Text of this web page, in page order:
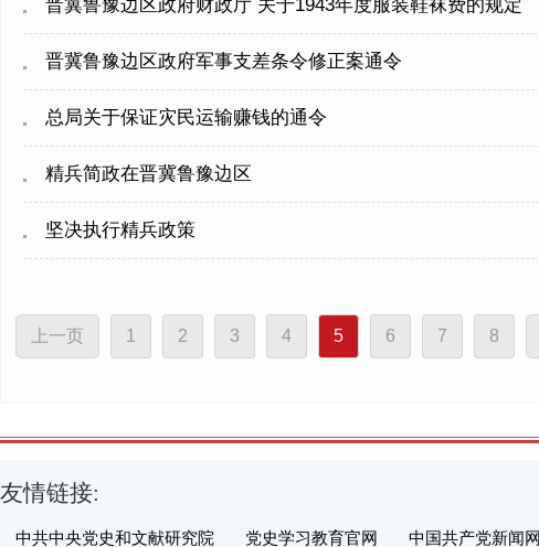
晋冀鲁豫边区政府财政厅 关于1943年度服装鞋袜费的规定
晋冀鲁豫边区政府军事支差条令修正案通令
总局关于保证灾民运输赚钱的通令
精兵简政在晋冀鲁豫边区
坚决执行精兵政策
上一页 1 2 3 4 5 6 7 8
友情链接:
中共中央党史和文献研究院 党史学习教育官网 中国共产党新闻网